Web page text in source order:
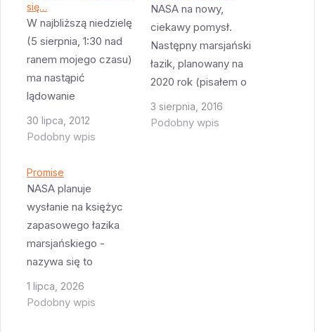
się…
W najbliższą niedzielę
(5 sierpnia, 1:30 nad
ranem mojego czasu)
ma nastąpić
lądowanie
marsjańskiego łazika -
Curiosity - zwanego
Science Laboratory).
Startu rakiety niestety
nie widziałem.
Lądowania za to nikt
nie zobaczy, choć
NASA ustawiła w
położeniu satelitę
30 lipca, 2012
Podobny wpis
NASA na nowy,
ciekawy pomysł.
Następny marsjański
łazik, planowany na
2020 rok (pisałem o
nim wcześniej), ma
zbierać próbki
3 sierpnia, 2016
Podobny wpis
Promise
NASA planuje
wysłanie na księżyc
zapasowego łazika
marsjańskiego -
nazywa się to
„Promise” i było
zbudowane w celach
1 lipca, 2026
Podobny wpis